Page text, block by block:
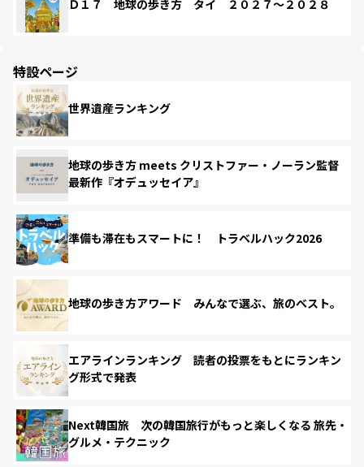
Ｄ１７ 地球の歩き方 タイ ２０２７～２０２８
特設ページ
世界遺産ランキング
地球の歩き方 meets クリストファー・ノーラン監督
最新作『オデュッセイア』
準備も滞在もスマートに！ トラベルハック2026
地球の歩き方アワード みんなで選ぶ、旅のベスト。
エアラインランキング 読者の投票をもとにランキン
グ形式で発表
Next韓国旅 次の韓国旅行がもっと楽しくなる 旅先・
グルメ・テクニック